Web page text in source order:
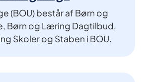
(BOU) består af Børn og
Børn og Læring Dagtilbud,
Skoler og Staben i BOU.